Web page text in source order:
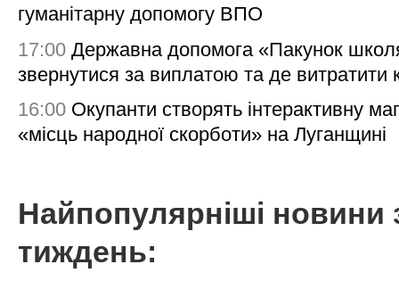
гуманітарну допомогу ВПО
17:00 Державна допомога «Пакунок
звернутися за виплатою та де витратити
16:00 Окупанти створять інтерактивну
«місць народної скорботи» на Луганщині
Найпопулярніші новини
тиждень: